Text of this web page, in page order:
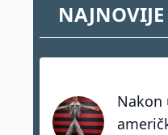
Nakon